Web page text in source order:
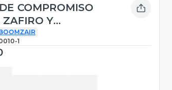
COMPROMISO
Y
1